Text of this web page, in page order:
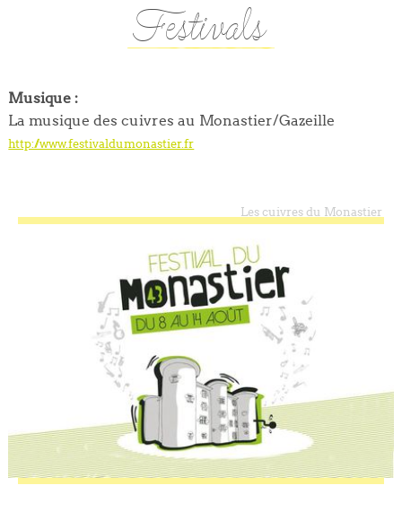
Festivals
Musique :
La musique des cuivres au Monastier/Gazeille
http://www.festivaldumonastier.fr
Les cuivres du Monastier